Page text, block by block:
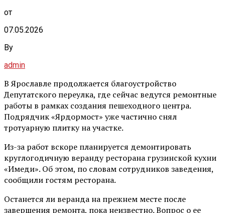
от
07.05.2026
By
admin
В Ярославле продолжается благоустройство
Депутатского переулка, где сейчас ведутся ремонтные
работы в рамках создания пешеходного центра.
Подрядчик «Ярдормост» уже частично снял
тротуарную плитку на участке.
Из-за работ вскоре планируется демонтировать
круглогодичную веранду ресторана грузинской кухни
«Имеди». Об этом, по словам сотрудников заведения,
сообщили гостям ресторана.
Останется ли веранда на прежнем месте после
завершения ремонта, пока неизвестно. Вопрос о ее